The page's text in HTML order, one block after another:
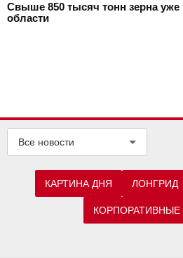
Свыше 850 тысяч тонн зерна
области
Все новости
КАРТИНА ДНЯ ЛОНГРИД